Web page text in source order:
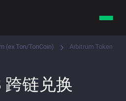
(ex Ton/TonCoin) Arbitrum Token
跨链兑换